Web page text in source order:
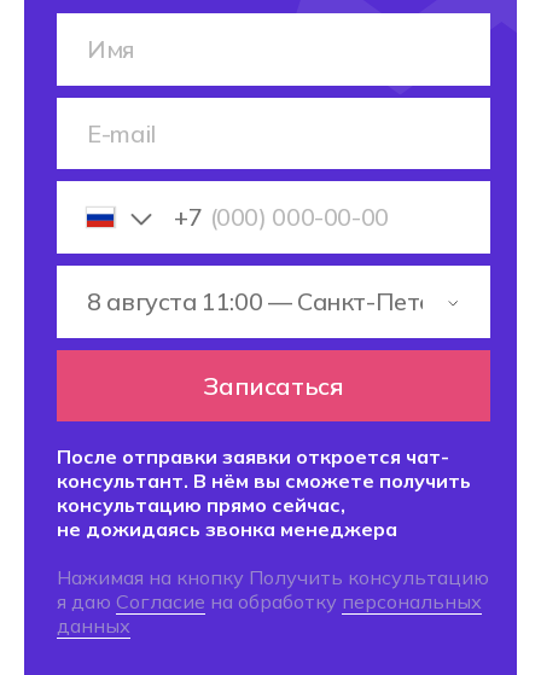
Получить консультацию
После отправки заявки откроется чат-
Нажимая на кнопку Получить консультацию
я даюСогласиена обработкуперсональных
Как устроен Хекслет
Колледж